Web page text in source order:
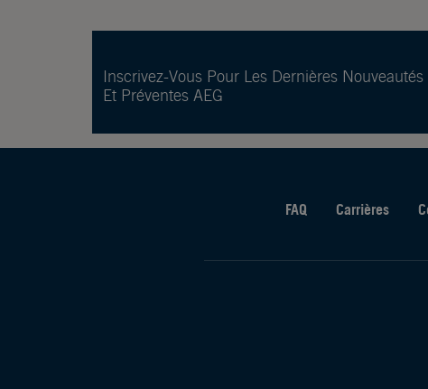
Inscrivez-Vous Pour Les Dernières Nouveautés
Et Préventes AEG
FAQ Carrières